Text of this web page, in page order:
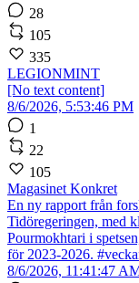
28
105
335
LEGIONMINT
[No text content]
8/6/2026, 5:53:46 PM
1
22
105
Magasinet Konkret
En ny rapport från
Tidöregeringen, med
Pourmokhtari i
för 2023-2026.
8/6/2026, 11:41:47